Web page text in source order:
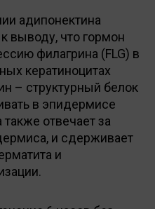
адипонектина
выводу, что гормон
филагрина (FLG) в
кератиноцитах
– структурный белок
в эпидермисе
отвечает за
и сдерживает
и